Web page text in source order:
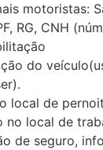
motoristas:
RG, CNH
do
local de
no local de
de seguro,